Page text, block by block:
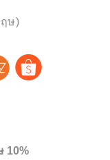
ษ)
10%